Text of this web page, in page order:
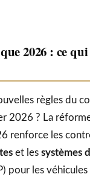
2026 : ce
règles du
2026 ? La
renforce les
et les systèmes
pour les